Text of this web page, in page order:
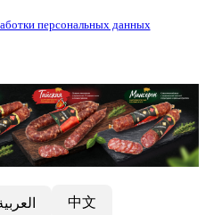
персональных данных
中文